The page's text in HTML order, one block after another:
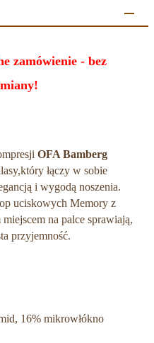
zamówienie - bez
OFA Bamberg
który łączy w sobie
i wygodą noszenia.
uciskowych Memory z
na palce sprawiają,
czysta przyjemność.
16% mikrowłókno